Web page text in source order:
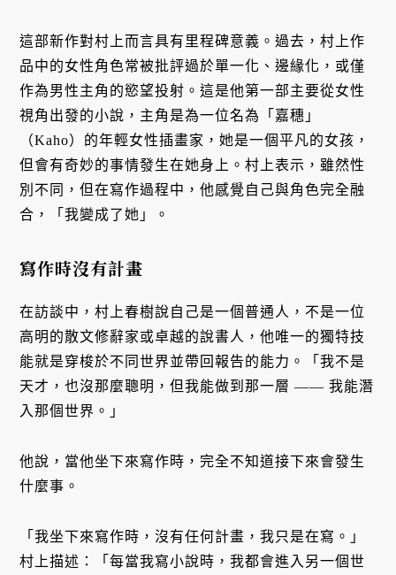
這部新作對村上而言具有里程碑意義。過去，村上作
品中的女性角色常被批評過於單一化、邊緣化，或僅
作為男性主角的慾望投射。這是他第一部主要從女性
視角出發的小說，主角是為一位名為「嘉穗」
（Kaho）的年輕女性插畫家，她是一個平凡的女孩，
但會有奇妙的事情發生在她身上。村上表示，雖然性
別不同，但在寫作過程中，他感覺自己與角色完全融
合，「我變成了她」。
寫作時沒有計畫
在訪談中，村上春樹說自己是一個普通人，不是一位
高明的散文修辭家或卓越的說書人，他唯一的獨特技
能就是穿梭於不同世界並帶回報告的能力。「我不是
天才，也沒那麼聰明，但我能做到那一層 —— 我能潛
入那個世界。」
他說，當他坐下來寫作時，完全不知道接下來會發生
什麼事。
「我坐下來寫作時，沒有任何計畫，我只是在寫。」
村上描述：「每當我寫小說時，我都會進入另一個世